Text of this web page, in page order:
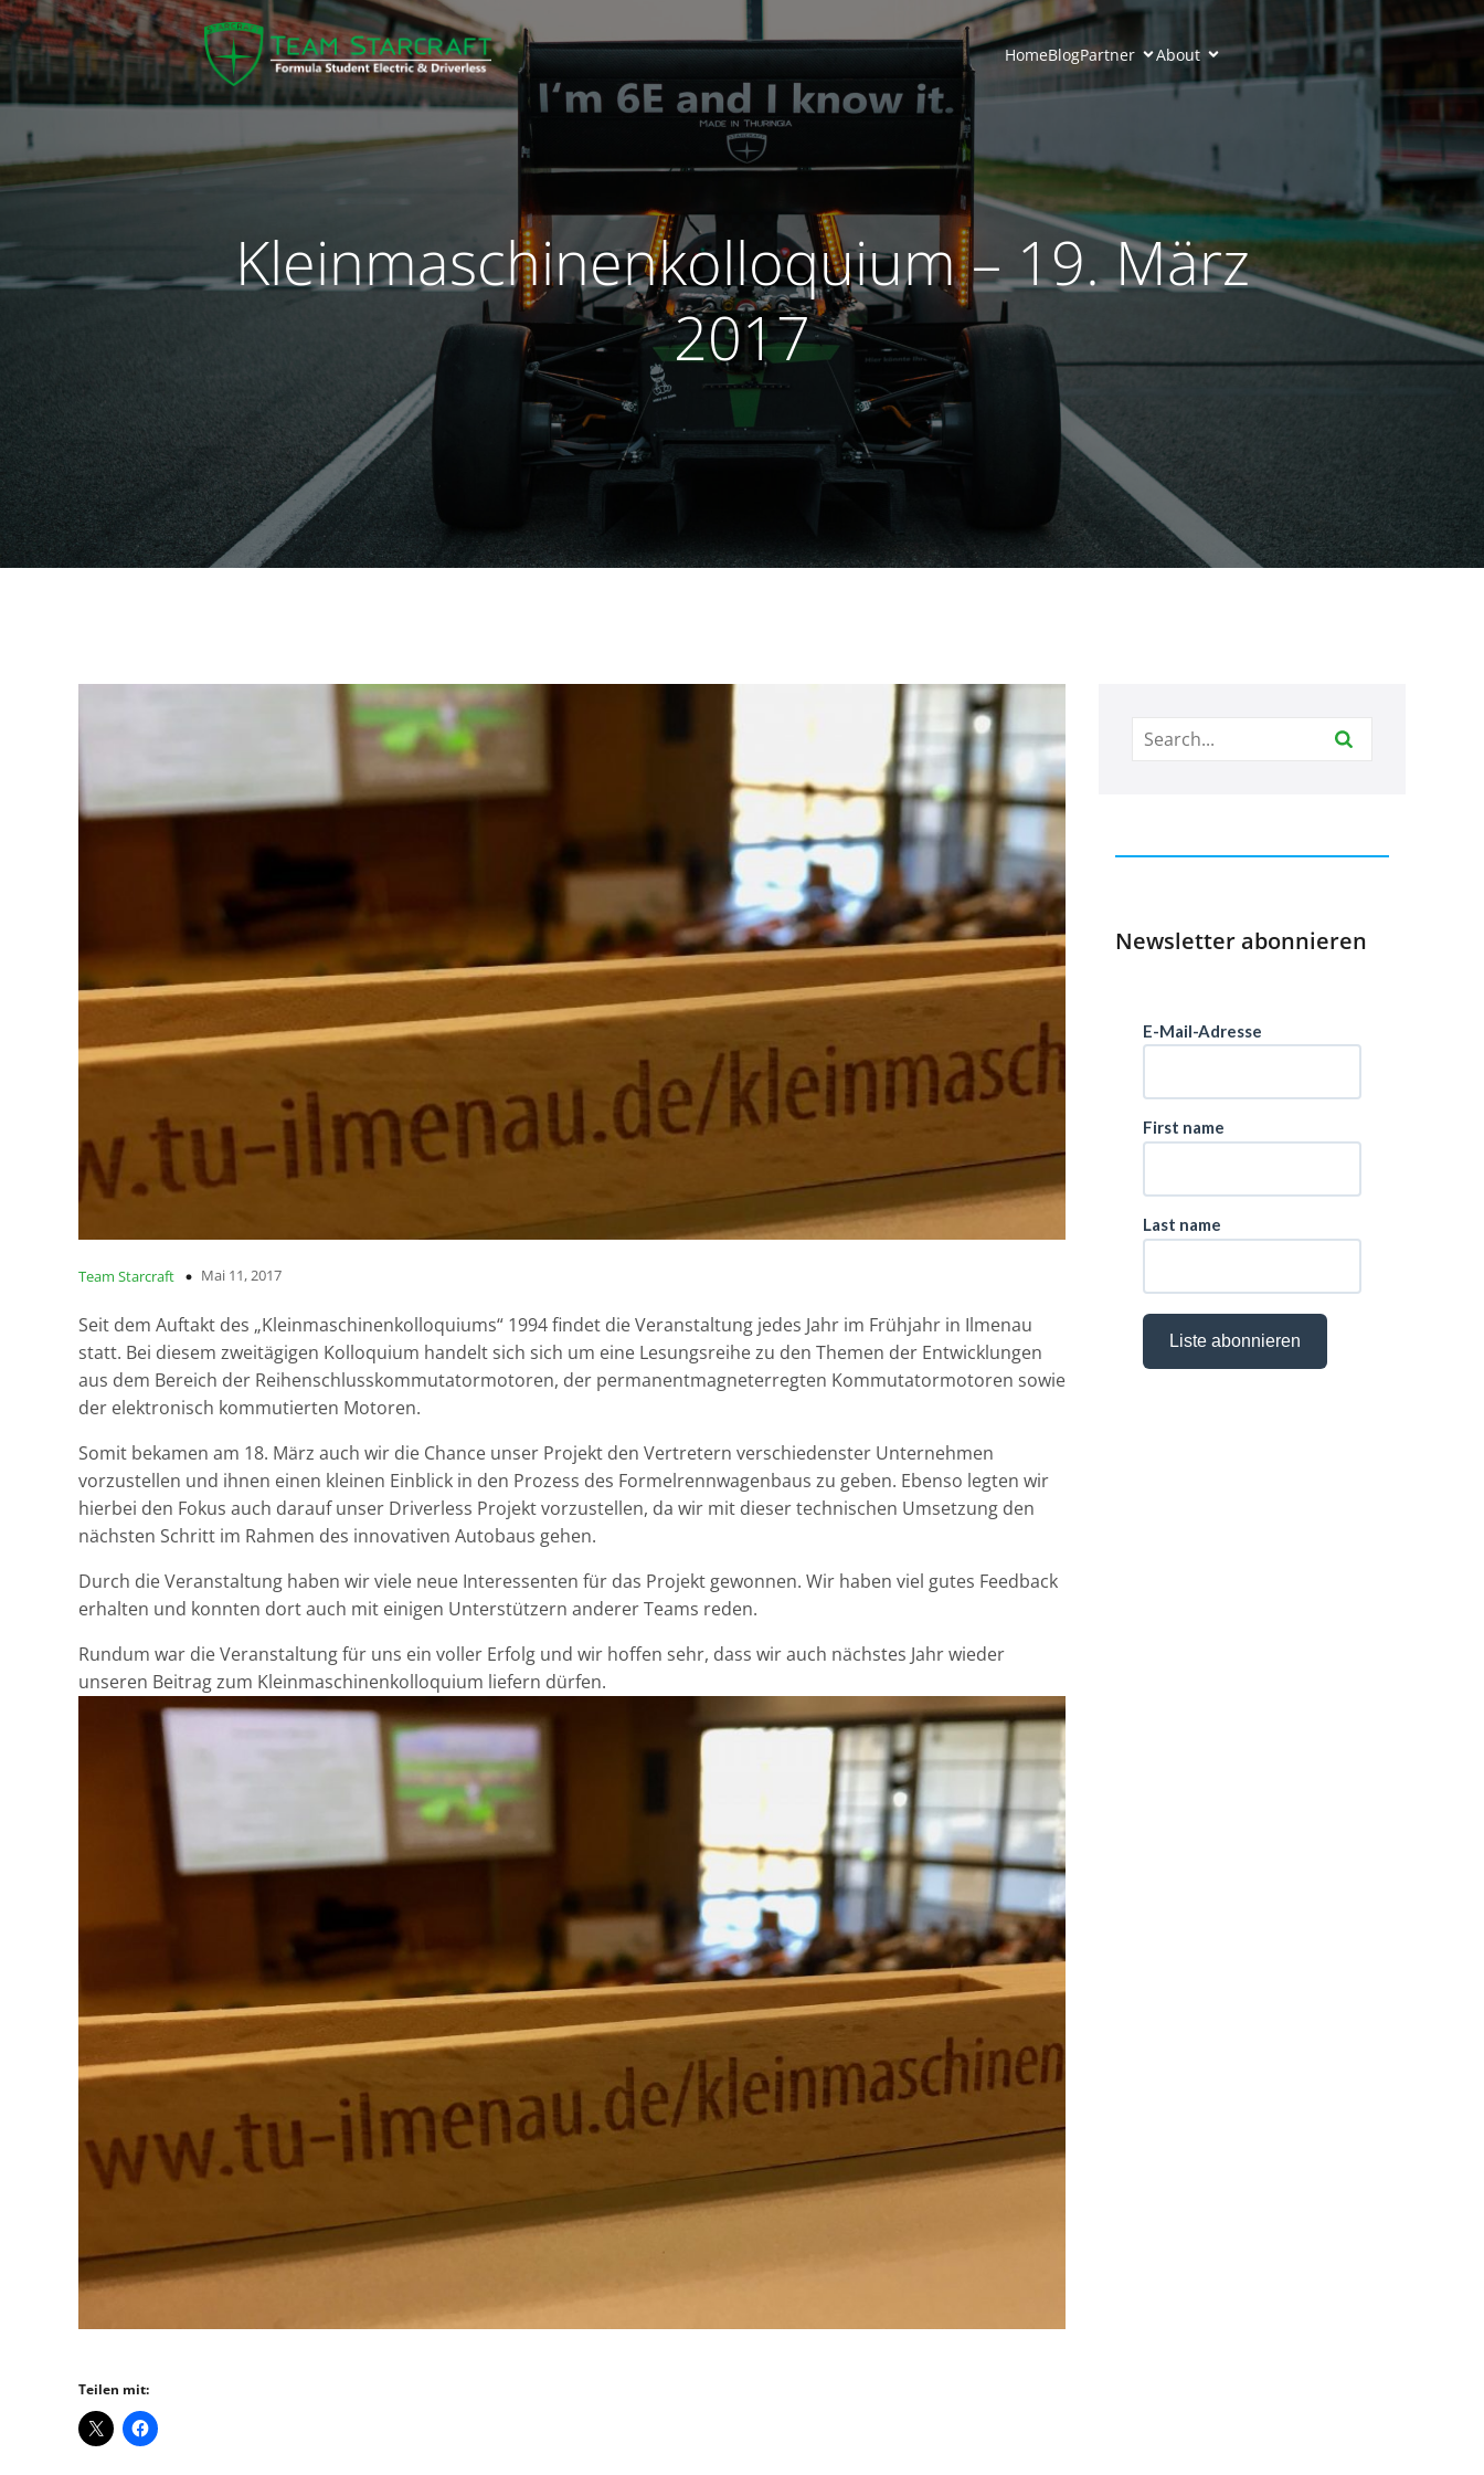
HomeBlogPartner About
Kleinmaschinenkolloquium – 19. März
2017
Team Starcraft Mai 11, 2017
Seit dem Auftakt des „Kleinmaschinenkolloquiums“ 1994 findet die Veranstaltung jedes Jahr im Frühjahr in Ilmenau
statt. Bei diesem zweitägigen Kolloquium handelt sich sich um eine Lesungsreihe zu den Themen der Entwicklungen
aus dem Bereich der Reihenschlusskommutatormotoren, der permanentmagneterregten Kommutatormotoren sowie
der elektronisch kommutierten Motoren.
Somit bekamen am 18. März auch wir die Chance unser Projekt den Vertretern verschiedenster Unternehmen
vorzustellen und ihnen einen kleinen Einblick in den Prozess des Formelrennwagenbaus zu geben. Ebenso legten wir
hierbei den Fokus auch darauf unser Driverless Projekt vorzustellen, da wir mit dieser technischen Umsetzung den
nächsten Schritt im Rahmen des innovativen Autobaus gehen.
Durch die Veranstaltung haben wir viele neue Interessenten für das Projekt gewonnen. Wir haben viel gutes Feedback
erhalten und konnten dort auch mit einigen Unterstützern anderer Teams reden.
Rundum war die Veranstaltung für uns ein voller Erfolg und wir hoffen sehr, dass wir auch nächstes Jahr wieder
unseren Beitrag zum Kleinmaschinenkolloquium liefern dürfen.
Teilen mit:
Newsletter abonnieren